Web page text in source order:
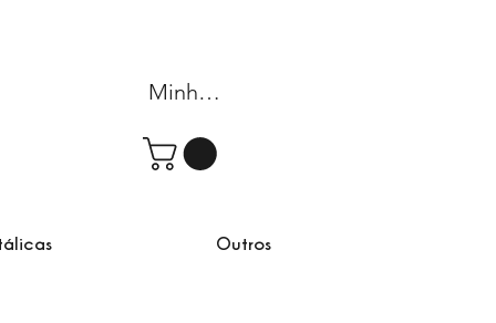
Minha conta
Outros